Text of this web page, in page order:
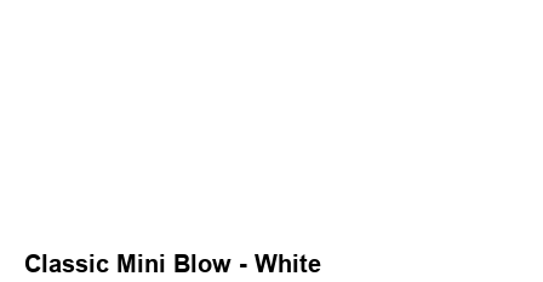
Classic Mini Blow - White